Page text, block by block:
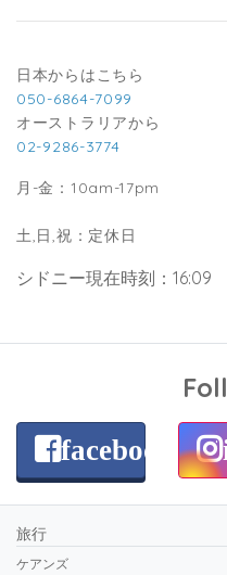
日本からはこちら
050-6864-7099
オーストラリアから
02-9286-3774
月-金：10am-17pm
土,日,祝：定休日
シドニー現在時刻：16:09
facebook
旅行
ケアンズ